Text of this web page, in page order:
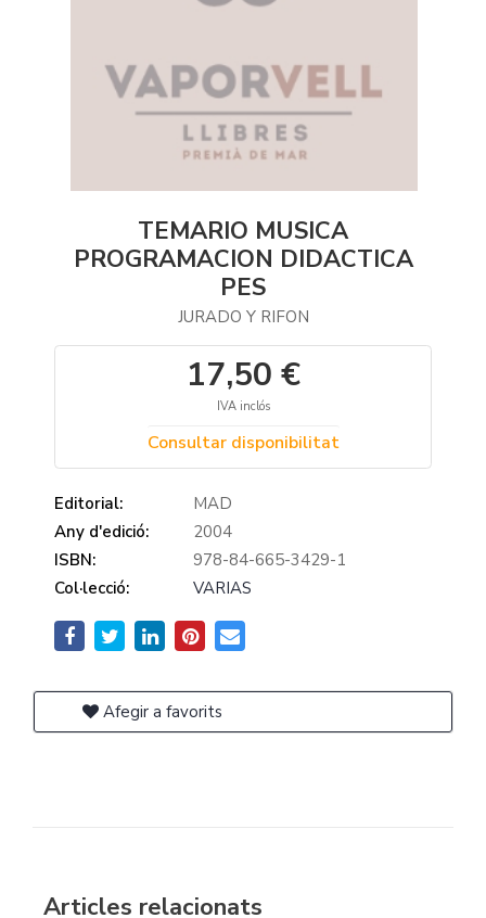
TEMARIO MUSICA
PROGRAMACION DIDACTICA
PES
JURADO Y RIFON
17,50 €
IVA inclós
Consultar disponibilitat
Editorial:
MAD
Any d'edició:
2004
ISBN:
978-84-665-3429-1
Col·lecció:
VARIAS
Afegir a favorits
Articles relacionats